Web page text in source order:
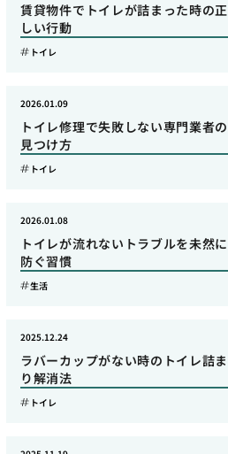
賃貸物件でトイレが詰まった時の正
しい行動
トイレ
トイレ修理で失敗しない専門業者の
見つけ方
2026.01.09
トイレ
トイレが流れないトラブルを未然に
防ぐ習慣
2026.01.08
生活
ラバーカップがない時のトイレ詰ま
り解消法
2025.12.24
トイレ